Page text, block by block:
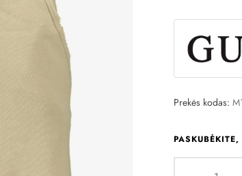
Prekės kodas: